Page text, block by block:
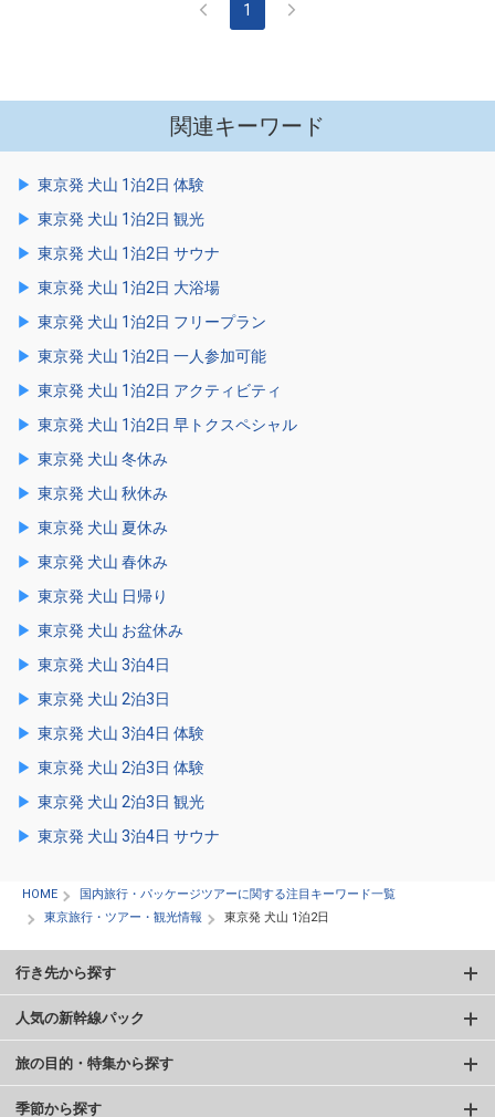
1
関連キーワード
東京発 犬山 1泊2日 体験
東京発 犬山 1泊2日 観光
東京発 犬山 1泊2日 サウナ
東京発 犬山 1泊2日 大浴場
東京発 犬山 1泊2日 フリープラン
東京発 犬山 1泊2日 一人参加可能
東京発 犬山 1泊2日 アクティビティ
東京発 犬山 1泊2日 早トクスペシャル
東京発 犬山 冬休み
東京発 犬山 秋休み
東京発 犬山 夏休み
東京発 犬山 春休み
東京発 犬山 日帰り
東京発 犬山 お盆休み
東京発 犬山 3泊4日
東京発 犬山 2泊3日
東京発 犬山 3泊4日 体験
東京発 犬山 2泊3日 体験
東京発 犬山 2泊3日 観光
東京発 犬山 3泊4日 サウナ
HOME
国内旅行・パッケージツアーに関する注目キーワード一覧
東京旅行・ツアー・観光情報
東京発 犬山 1泊2日
行き先から探す
人気の新幹線パック
旅の目的・特集から探す
季節から探す